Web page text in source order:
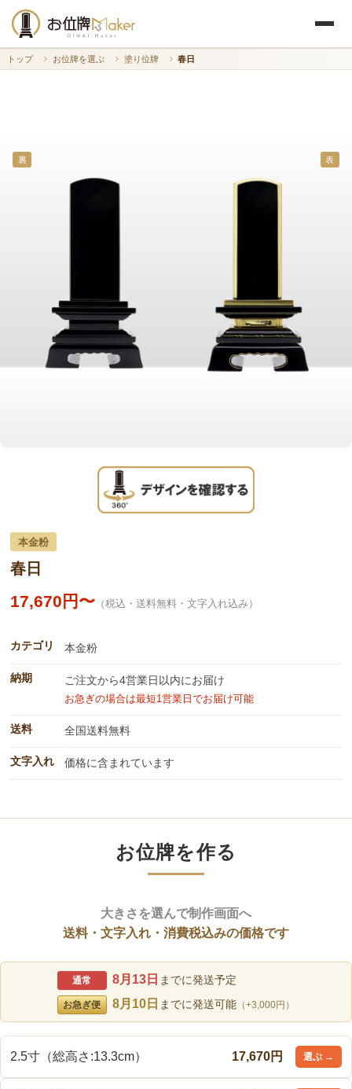
トップ お位牌を選ぶ 塗り位牌 春日
裏 表
本金粉
春日
17,670円〜（税込・送料無料・文字入れ込み）
カテゴリ 本金粉
納期 ご注文から4営業日以内にお届け
お急ぎの場合は最短1営業日でお届け可能
送料 全国送料無料
文字入れ 価格に含まれています
お位牌を作る
大きさを選んで制作画面へ
送料・文字入れ・消費税込みの価格です
通常 8月13日 までに発送予定
お急ぎ便 8月10日 までに発送可能 （+3,000円）
2.5寸（総高さ:13.3cm） 17,670円